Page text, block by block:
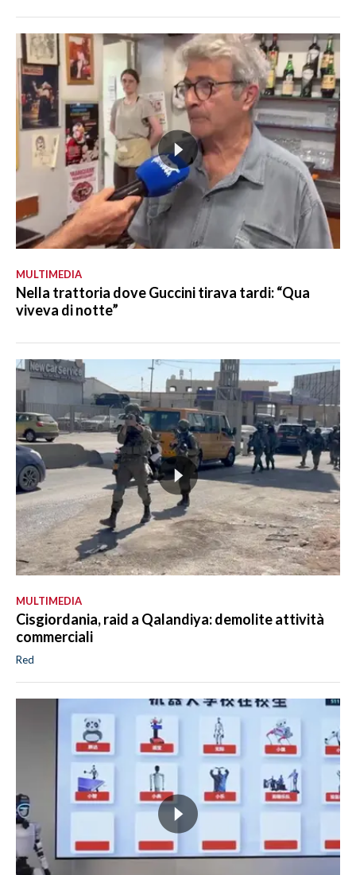
MULTIMEDIA
Nella trattoria dove Guccini tirava tardi: “Qua
viveva di notte”
MULTIMEDIA
Cisgiordania, raid a Qalandiya: demolite attività
commerciali
Red